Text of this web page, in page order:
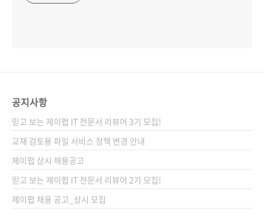
공지사항
믿고 보는 제이펍 IT 전문서 리뷰어 3기 모집!
교재 검토용 파일 서비스 정책 변경 안내
제이펍 상시 채용공고
믿고 보는 제이펍 IT 전문서 리뷰어 2기 모집!
제이펍 채용 공고_상시 모집